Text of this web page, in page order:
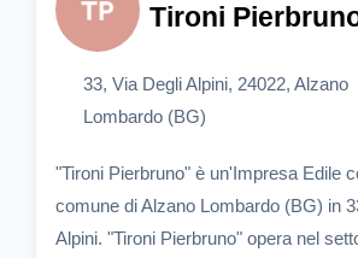
Tironi
33, Via Degli Alpini, 24022, Alzano
Lombardo (BG)
"Tironi Pierbruno" è un'Impresa Edile
comune di Alzano Lombardo (BG) in
Alpini. "Tironi Pierbruno" opera nel